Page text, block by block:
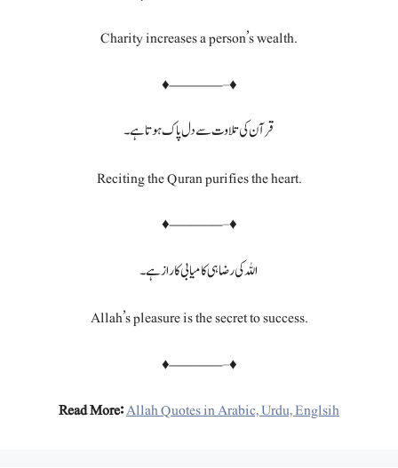
Charity increases a person’s wealth.
♦—————–♦
قرآن کی تلاوت سے دل پاک ہوتا ہے۔
Reciting the Quran purifies the heart.
♦—————–♦
اللہ کی رضا ہی کامیابی کا راز ہے۔
Allah’s pleasure is the secret to success.
♦—————–♦
Read More:Allah Quotes in Arabic, Urdu, Englsih